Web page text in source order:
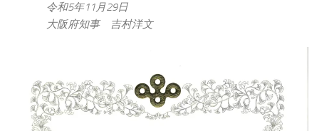
令和5年11月29日
大阪府知事 吉村洋文